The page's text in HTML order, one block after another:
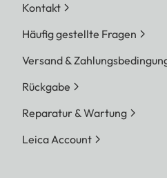
Kontakt
Häufig gestellte Fragen
Versand &
Rückgabe
Reparatur & Wartung
Leica Account